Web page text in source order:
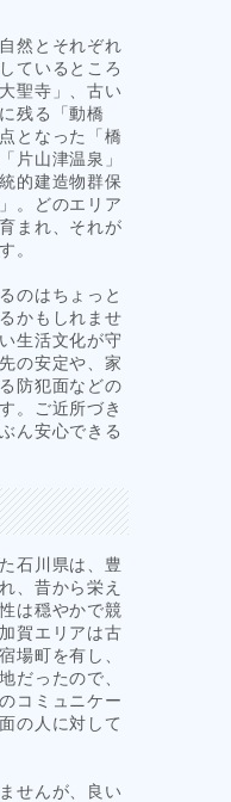
然とそれぞれ
ているところ
聖寺」、古い
残る「動橋
となった「橋
片山津温泉」
的建造物群保
。どのエリア
まれ、それが
。
のはちょっと
かもしれませ
生活文化が守
の安定や、家
防犯面などの
。ご近所づき
ん安心できる
石川県は、豊
、昔から栄え
は穏やかで競
賀エリアは古
場町を有し、
だったので、
コミュニケー
の人に対して
せんが、良い